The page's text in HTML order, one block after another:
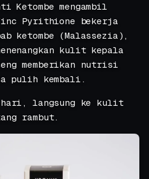
Ketombe mengambil
Pyrithione bekerja
ketombe (Malassezia),
kulit kepala
memberikan nutrisi
pulih kembali.
langsung ke kulit
rambut.